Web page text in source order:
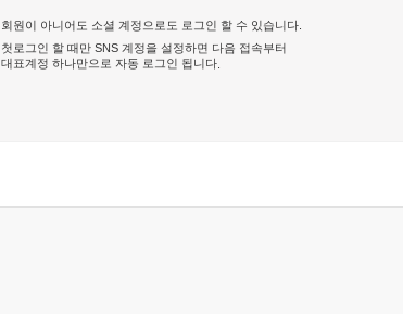
회원이 아니어도 소셜 계정으로도 로그인 할 수 있습니다.
첫로그인 할 때만 SNS 계정을 설정하면 다음 접속부터
대표계정 하나만으로 자동 로그인 됩니다